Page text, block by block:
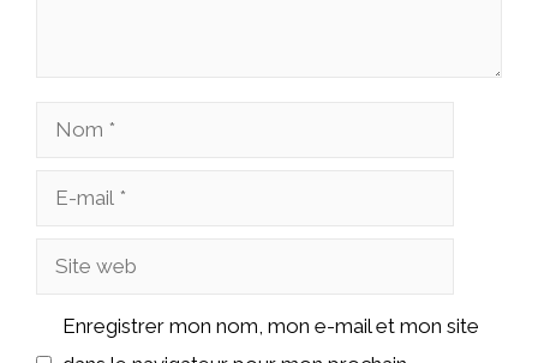
Nom
Site
Enregistrer mon nom, mon e-mail et mon site